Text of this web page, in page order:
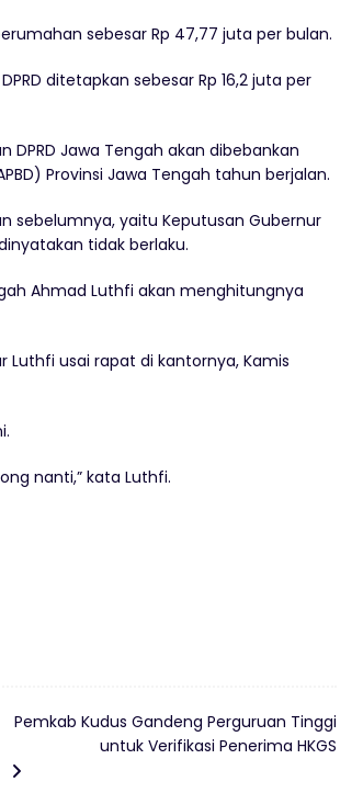
sebesar Rp 47,77 juta per bulan.
ditetapkan sebesar Rp 16,2 juta per
Jawa Tengah akan dibebankan
Provinsi Jawa Tengah tahun berjalan.
sebelumnya, yaitu Keputusan Gubernur
tidak berlaku.
Ahmad Luthfi akan menghitungnya
Luthfi usai rapat di kantornya, Kamis
nanti,” kata Luthfi.
Pemkab Kudus Gandeng Perguruan Tinggi
untuk Verifikasi Penerima HKGS